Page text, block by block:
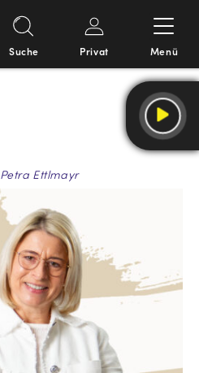
Suche Privat Menü
Petra Ettlmayr